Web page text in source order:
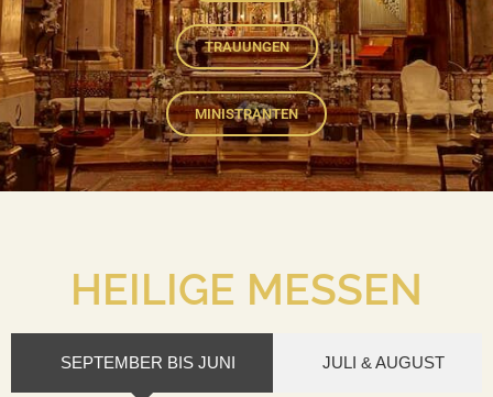
TRAUUNGEN
MINISTRANTEN
HEILIGE MESSEN
SEPTEMBER BIS JUNI JULI & AUGUST